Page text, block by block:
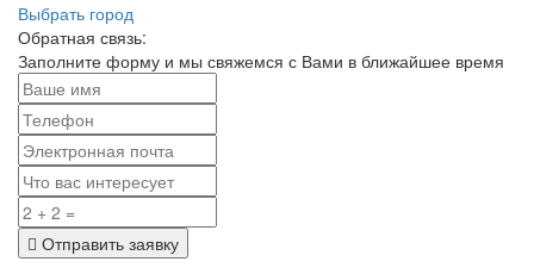
Выбрать город
Обратная связь:
Заполните форму и мы свяжемся с Вами в ближайшее время
Отправить заявку